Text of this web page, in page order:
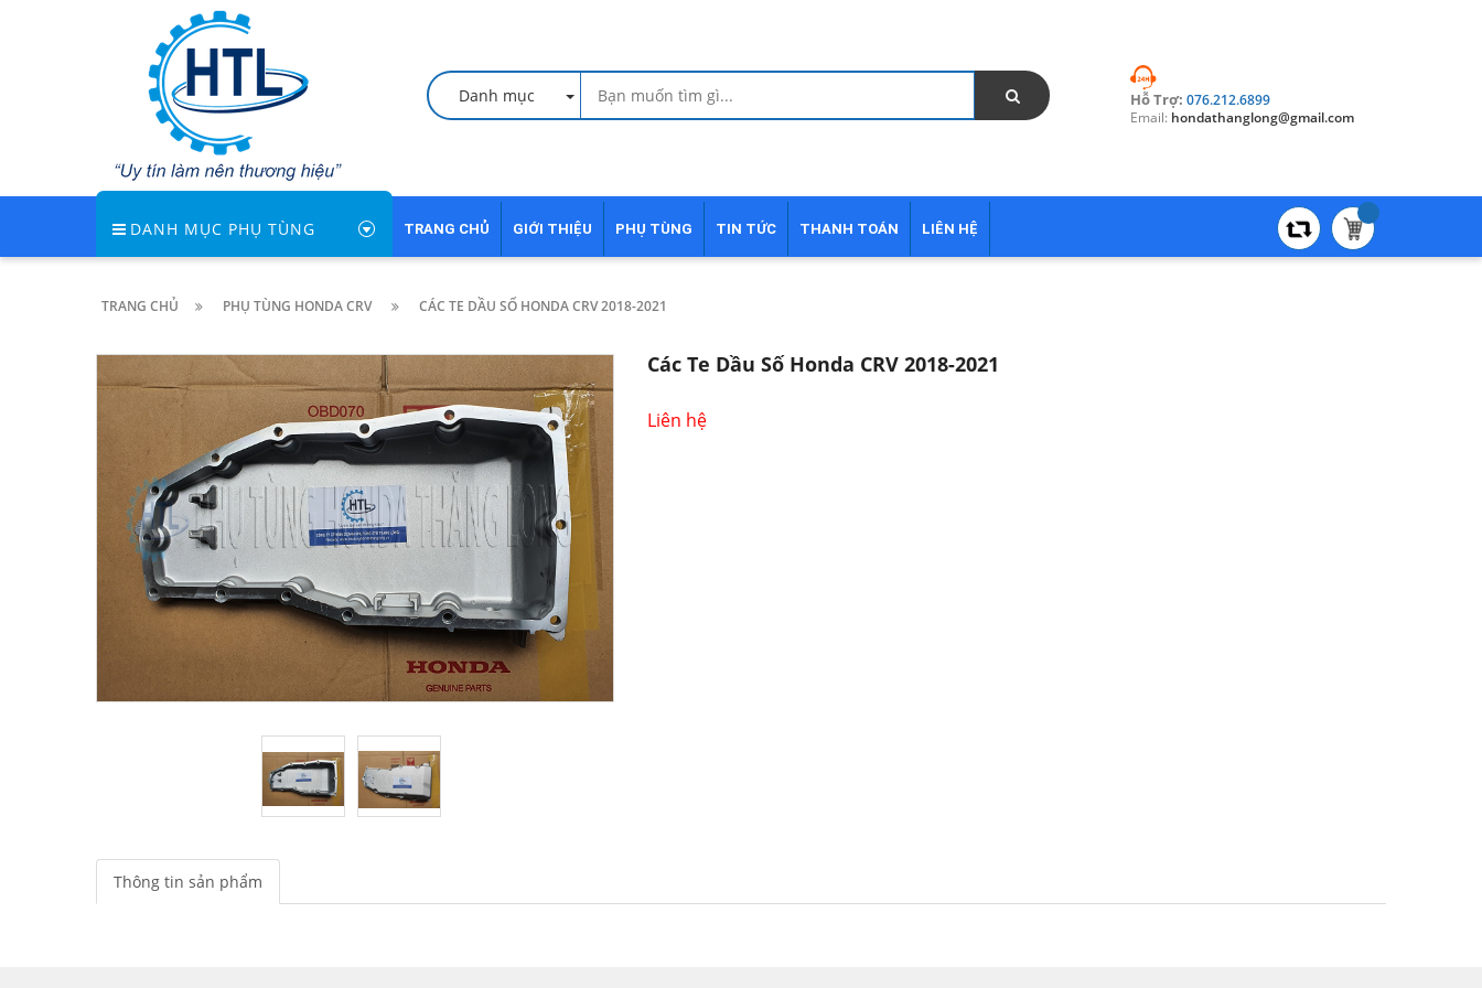
Danh mục Hỗ Trợ: 076.212.6899
Email: hondathanglong@gmail.com
DANH MỤC PHỤ TÙNG TRANG CHỦ GIỚI THIỆU PHỤ TÙNG TIN TỨC THANH TOÁN LIÊN HỆ
TRANG CHỦ PHỤ TÙNG HONDA CRV CÁC TE DẦU SỐ HONDA CRV 2018-2021
Các Te Dầu Số Honda CRV 2018-2021
Liên hệ
Thông tin sản phẩm